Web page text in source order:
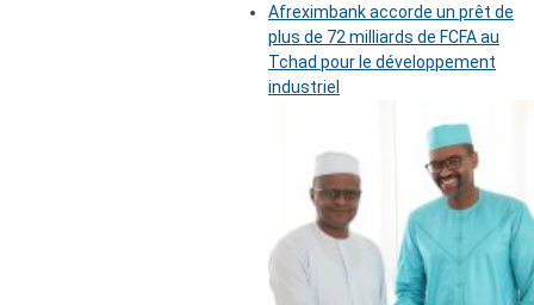
Afreximbank accorde un prêt de
plus de 72 milliards de FCFA au
Tchad pour le développement
industriel